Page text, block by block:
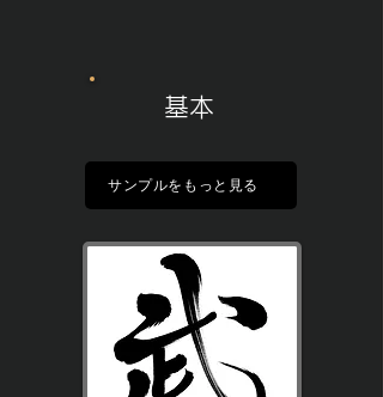
基本
サンプルをもっと見る
サンプルをもっと見る